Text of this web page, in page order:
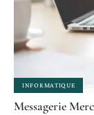
INFORMATIQUE
Messagerie